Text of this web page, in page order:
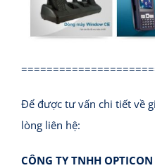
Để được tư vấn chi tiết về
lòng liên hệ:
CÔNG TY TNHH